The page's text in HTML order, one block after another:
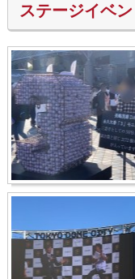
ステージイベ